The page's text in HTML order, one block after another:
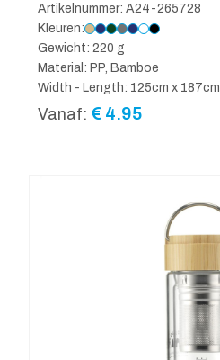
Artikelnummer: A24-265728
Kleuren:
Gewicht: 220 g
Material: PP, Bamboe
Width - Length: 125cm x 187cm
Vanaf: € 4.95